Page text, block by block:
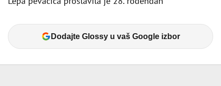
Dodajte Glossy u vaš Google izbor